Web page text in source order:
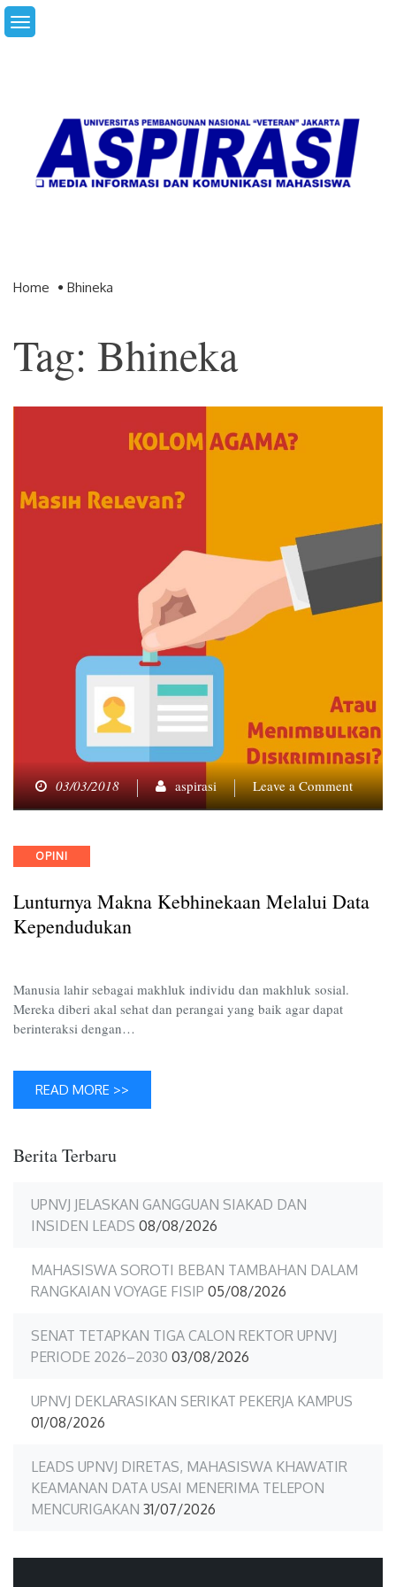
Skip
to
Home Bhineka
Tag: Bhineka
03/03/2018 aspirasi Leave a Commenton
Categories
OPINI
Lunturnya Makna Kebhinekaan Melalui Data
Kependudukan
Manusia lahir sebagai makhluk individu dan makhluk sosial.
Mereka diberi akal sehat dan perangai yang baik agar dapat
berinteraksi dengan…
READ MORE >>
Berita Terbaru
UPNVJ JELASKAN GANGGUAN SIAKAD DAN
INSIDEN LEADS 08/08/2026
MAHASISWA SOROTI BEBAN TAMBAHAN DALAM
RANGKAIAN VOYAGE FISIP 05/08/2026
SENAT TETAPKAN TIGA CALON REKTOR UPNVJ
PERIODE 2026–2030 03/08/2026
UPNVJ DEKLARASIKAN SERIKAT PEKERJA KAMPUS
01/08/2026
LEADS UPNVJ DIRETAS, MAHASISWA KHAWATIR
KEAMANAN DATA USAI MENERIMA TELEPON
MENCURIGAKAN 31/07/2026